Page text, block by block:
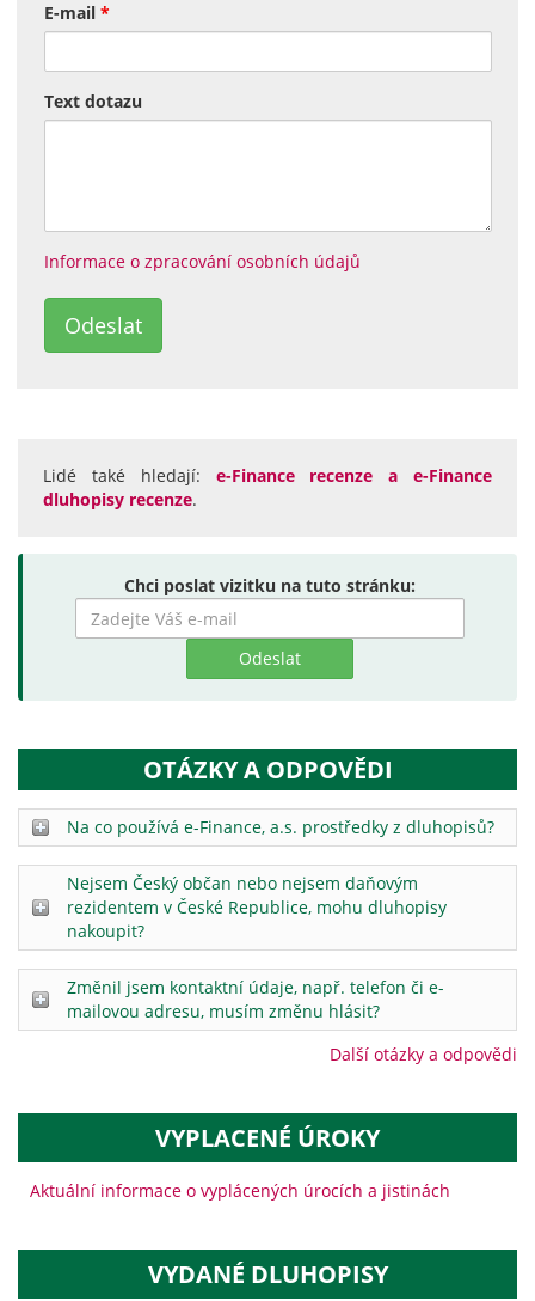
E-mail *
Text dotazu
Informace o zpracování osobních údajů
Lidé také hledají: e-Finance recenze a e-Finance
dluhopisy recenze.
Chci poslat vizitku na tuto stránku:
Zadejte
hledaný
OTÁZKY A ODPOVĚDI
Na co používá e-Finance, a.s. prostředky z dluhopisů?
Nejsem Český občan nebo nejsem daňovým
rezidentem v České Republice, mohu dluhopisy
nakoupit?
Změnil jsem kontaktní údaje, např. telefon či e-
mailovou adresu, musím změnu hlásit?
Další otázky a odpovědi
VYPLACENÉ ÚROKY
Aktuální informace o vyplácených úrocích a jistinách
VYDANÉ DLUHOPISY